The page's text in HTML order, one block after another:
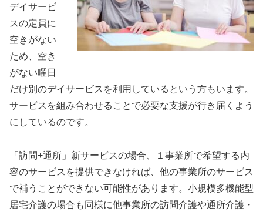
デイサービ
スの定員に
空きがない
ため、空き
がない曜日
だけ別のデイサービスを利用しているという方もいます。
サービスを組み合わせることで必要な支援が行き届くよう
にしているのです。
「訪問+通所」新サービスの場合、１事業所で希望する内
容のサービスを提供できなければ、他の事業所のサービス
で補うことができない可能性があります。小規模多機能型
居宅介護の場合も同様に他事業所の訪問介護や通所介護・